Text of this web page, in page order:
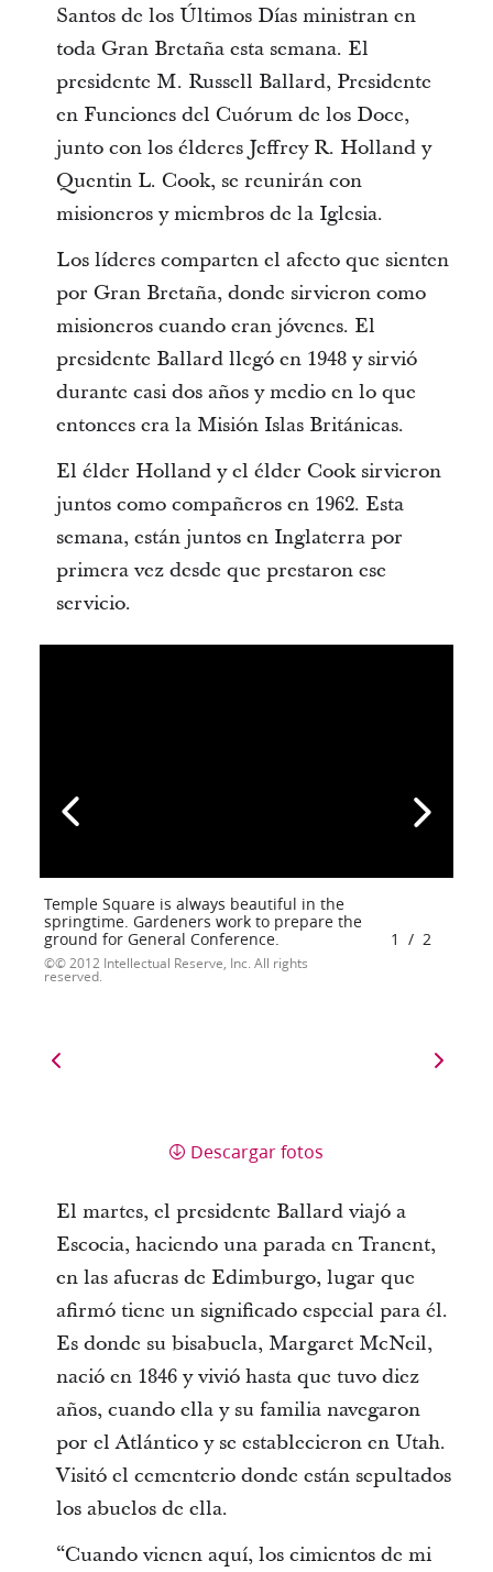
Santos de los Últimos Días ministran en
toda Gran Bretaña esta semana. El
presidente M. Russell Ballard, Presidente
en Funciones del Cuórum de los Doce,
junto con los élderes Jeffrey R. Holland y
Quentin L. Cook, se reunirán con
misioneros y miembros de la Iglesia.
Los líderes comparten el afecto que sienten
por Gran Bretaña, donde sirvieron como
misioneros cuando eran jóvenes. El
presidente Ballard llegó en 1948 y sirvió
durante casi dos años y medio en lo que
entonces era la Misión Islas Británicas.
El élder Holland y el élder Cook sirvieron
juntos como compañeros en 1962. Esta
semana, están juntos en Inglaterra por
primera vez desde que prestaron ese
servicio.
Temple Square is always beautiful in the
springtime. Gardeners work to prepare the
ground for General Conference.
© 2012 Intellectual Reserve, Inc. All rights
reserved.
1 / 2
Descargar fotos
El martes, el presidente Ballard viajó a
Escocia, haciendo una parada en Tranent,
en las afueras de Edimburgo, lugar que
afirmó tiene un significado especial para él.
Es donde su bisabuela, Margaret McNeil,
nació en 1846 y vivió hasta que tuvo diez
años, cuando ella y su familia navegaron
por el Atlántico y se establecieron en Utah.
Visitó el cementerio donde están sepultados
los abuelos de ella.
“Cuando vienen aquí, los cimientos de mi